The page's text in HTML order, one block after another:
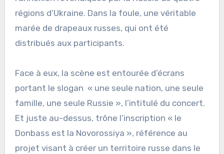
régions d’Ukraine. Dans la foule, une véritable
marée de drapeaux russes, qui ont été
distribués aux participants.
Face à eux, la scène est entourée d’écrans
portant le slogan « une seule nation, une seule
famille, une seule Russie », l’intitulé du concert.
Et juste au-dessus, trône l’inscription « le
Donbass est la Novorossiya », référence au
projet visant à créer un territoire russe dans le